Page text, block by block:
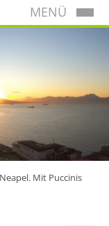
MENÜ
Mit Puccinis